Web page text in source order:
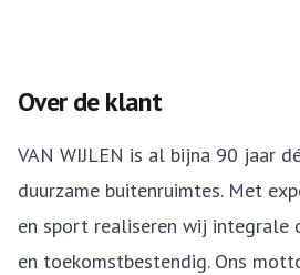
Over de klant
VAN WIJLEN is al bijna 90 jaar
duurzame buitenruimtes. Met
en sport realiseren wij integrale
en toekomstbestendig. Ons